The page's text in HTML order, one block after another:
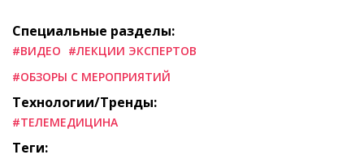
Специальные разделы:
#ВИДЕО #ЛЕКЦИИ ЭКСПЕРТОВ
#ОБЗОРЫ С МЕРОПРИЯТИЙ
Технологии/Тренды:
#ТЕЛЕМЕДИЦИНА
Теги: